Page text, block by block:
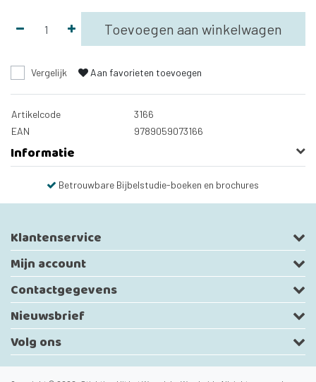
Toevoegen aan winkelwagen
Vergelijk Aan favorieten toevoegen
Artikelcode
3166
EAN
9789059073166
Informatie
Betrouwbare Bijbelstudie-boeken en brochures
Klantenservice
Mijn account
Contactgegevens
Nieuwsbrief
Volg ons